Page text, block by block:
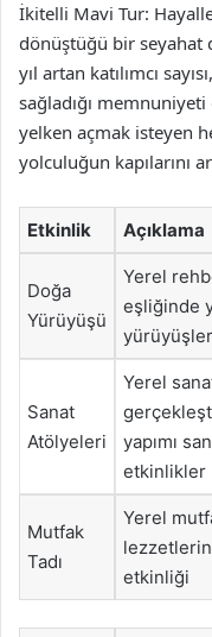
İkitelli Mavi Tur:
dönüştüğü bir seyahat
yıl artan katılımcı
sağladığı
yelken açmak isteyen
yolculuğun kapılarını
Etkinlik Açıklama
Doğa
Yürüyüşü
Yerel
eşliğinde
Sanat
Atölyeleri
Yerel
yapımı
etkinlikler
Mutfak
Tadı
Yerel
etkinliği